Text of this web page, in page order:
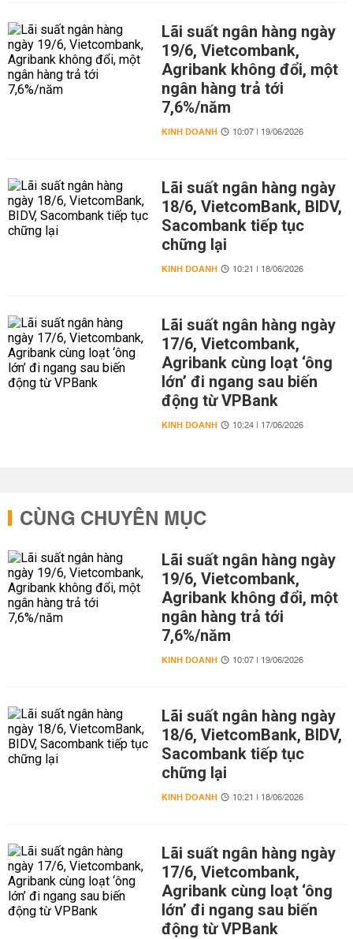
Lãi suất ngân hàng ngày
19/6, Vietcombank,
Agribank không đổi, một
ngân hàng trả tới
7,6%/năm
KINH DOANH 10:07 | 19/06/2026
Lãi suất ngân hàng ngày
18/6, VietcomBank, BIDV,
Sacombank tiếp tục
chững lại
KINH DOANH 10:21 | 18/06/2026
Lãi suất ngân hàng ngày
17/6, Vietcombank,
Agribank cùng loạt ‘ông
lớn’ đi ngang sau biến
động từ VPBank
KINH DOANH 10:24 | 17/06/2026
CÙNG CHUYÊN MỤC
Lãi suất ngân hàng ngày
19/6, Vietcombank,
Agribank không đổi, một
ngân hàng trả tới
7,6%/năm
KINH DOANH 10:07 | 19/06/2026
Lãi suất ngân hàng ngày
18/6, VietcomBank, BIDV,
Sacombank tiếp tục
chững lại
KINH DOANH 10:21 | 18/06/2026
Lãi suất ngân hàng ngày
17/6, Vietcombank,
Agribank cùng loạt ‘ông
lớn’ đi ngang sau biến
động từ VPBank